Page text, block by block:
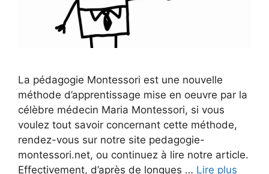
La pédagogie Montessori est une nouvelle
méthode d’apprentissage mise en oeuvre par la
célèbre médecin Maria Montessori, si vous
voulez tout savoir concernant cette méthode,
rendez-vous sur notre site pedagogie-
montessori.net, ou continuez à lire notre article.
Effectivement, d’après de longues … Lire plus